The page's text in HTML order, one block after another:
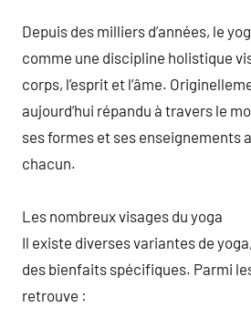
Depuis des milliers d’années, le
comme une discipline holistique
corps, l’esprit et l’âme.
aujourd’hui répandu à travers le
ses formes et ses enseignements
chacun.
Les nombreux visages du yoga
Il existe diverses variantes de
des bienfaits spécifiques. Parmi
retrouve :